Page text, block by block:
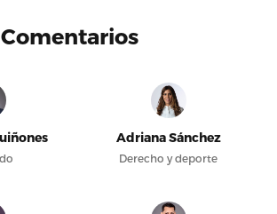
Adriana Sánchez
Derecho y deporte